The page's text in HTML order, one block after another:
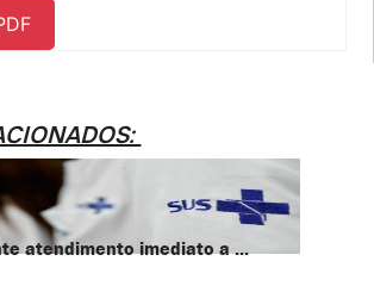
atendimento imediato a ...